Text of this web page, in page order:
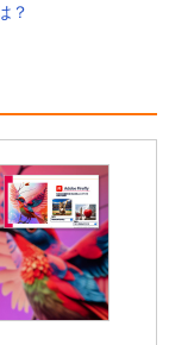
？